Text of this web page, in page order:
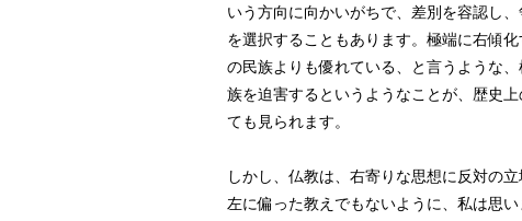
いう方向に向かいがちで、差別を容認し
を選択することもあります。極端に右傾
の民族よりも優れている、と言うような
族を迫害するというようなことが、歴史
ても見られます。
しかし、仏教は、右寄りな思想に反対の
左に偏った教えでもないように、私は思い